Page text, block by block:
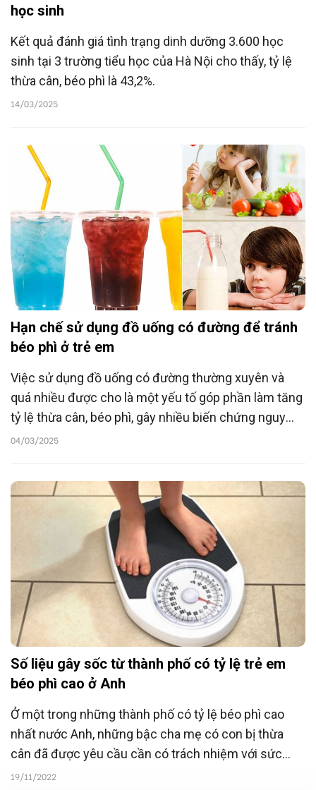
học sinh
Kết quả đánh giá tình trạng dinh dưỡng 3.600 học
sinh tại 3 trường tiểu học của Hà Nội cho thấy, tỷ lệ
thừa cân, béo phì là 43,2%.
14/03/2025
Hạn chế sử dụng đồ uống có đường để tránh
béo phì ở trẻ em
Việc sử dụng đồ uống có đường thường xuyên và
quá nhiều được cho là một yếu tố góp phần làm tăng
tỷ lệ thừa cân, béo phì, gây nhiều biến chứng nguy
hiểm cho sức khỏe của trẻ em.
04/03/2025
Số liệu gây sốc từ thành phố có tỷ lệ trẻ em
béo phì cao ở Anh
Ở một trong những thành phố có tỷ lệ béo phì cao
nhất nước Anh, những bậc cha mẹ có con bị thừa
cân đã được yêu cầu cần có trách nhiệm với sức
khỏe của trẻ bằng cách cho con ăn ít hơn và tập thể
19/11/2022